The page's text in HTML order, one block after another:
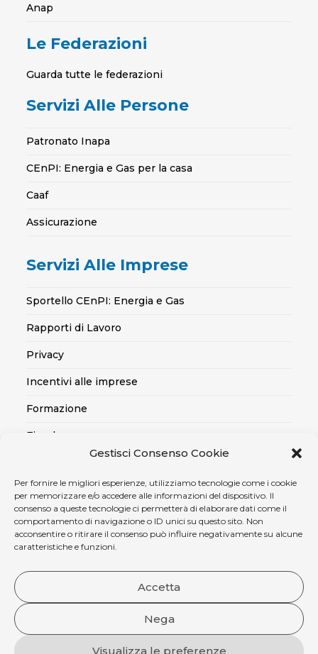
Gestisci Consenso Cookie
Per fornire le migliori esperienze, utilizziamo tecnologie come i cookie
per memorizzare e/o accedere alle informazioni del dispositivo. Il
consenso a queste tecnologie ci permetterà di elaborare dati come il
comportamento di navigazione o ID unici su questo sito. Non
acconsentire o ritirare il consenso può influire negativamente su alcune
caratteristiche e funzioni.
Accetta
Nega
Visualizza le preferenze
Anap
Le Federazioni
Guarda tutte le federazioni
Servizi Alle Persone
Patronato Inapa
CEnPI: Energia e Gas per la casa
Caaf
Assicurazione
Servizi Alle Imprese
Sportello CEnPI: Energia e Gas
Rapporti di Lavoro
Privacy
Incentivi alle imprese
Formazione
Fiscale
Credito alle imprese
Certificazioni SOA, Qualità..
Assicurativo
Ambiente, sicurezza e medicina del lavoro